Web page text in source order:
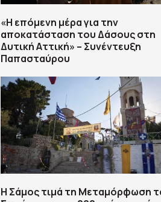
«Η επόμενη μέρα για την
αποκατάσταση του Δάσους στη
Δυτική Αττική» – Συνέντευξη
Παπασταύρου
Η Σάμος τιμά τη Μεταμόρφωση